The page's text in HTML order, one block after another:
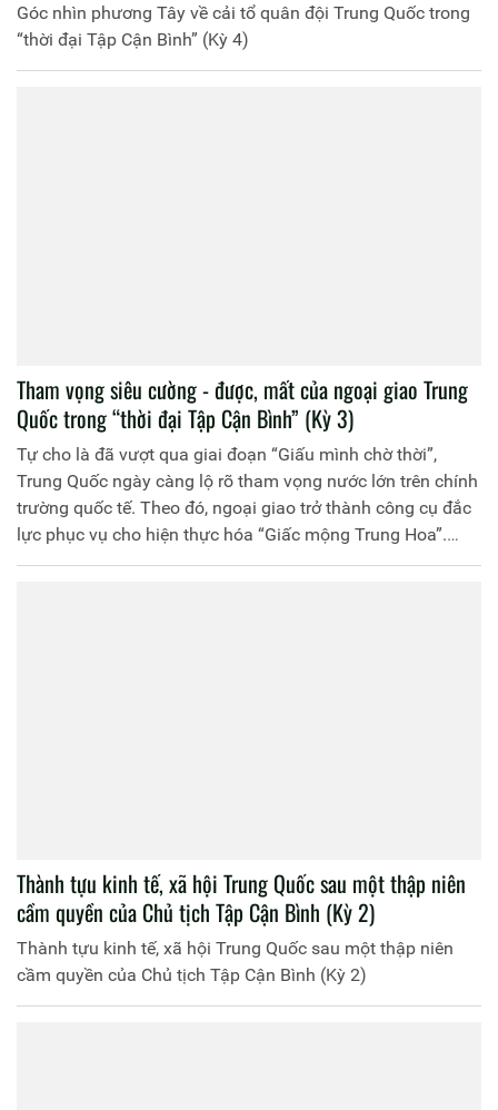
Góc nhìn phương Tây về cải tổ quân đội Trung Quốc trong
“thời đại Tập Cận Bình” (Kỳ 4)
Tham vọng siêu cường - được, mất của ngoại giao Trung
Quốc trong “thời đại Tập Cận Bình” (Kỳ 3)
Tự cho là đã vượt qua giai đoạn “Giấu mình chờ thời”,
Trung Quốc ngày càng lộ rõ tham vọng nước lớn trên chính
trường quốc tế. Theo đó, ngoại giao trở thành công cụ đắc
lực phục vụ cho hiện thực hóa “Giấc mộng Trung Hoa”.
Cùng với thời gian, uy tín quốc tế của Trung Quốc phần nào
Thành tựu kinh tế, xã hội Trung Quốc sau một thập niên
cầm quyền của Chủ tịch Tập Cận Bình (Kỳ 2)
Thành tựu kinh tế, xã hội Trung Quốc sau một thập niên
cầm quyền của Chủ tịch Tập Cận Bình (Kỳ 2)